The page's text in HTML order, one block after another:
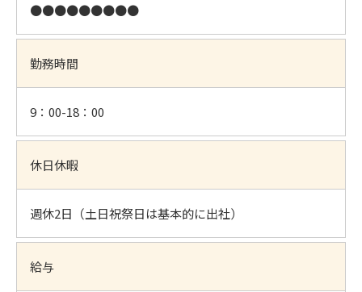
●●●●●●●●●
勤務時間
9：00-18：00
休日休暇
週休2日（土日祝祭日は基本的に出社）
給与